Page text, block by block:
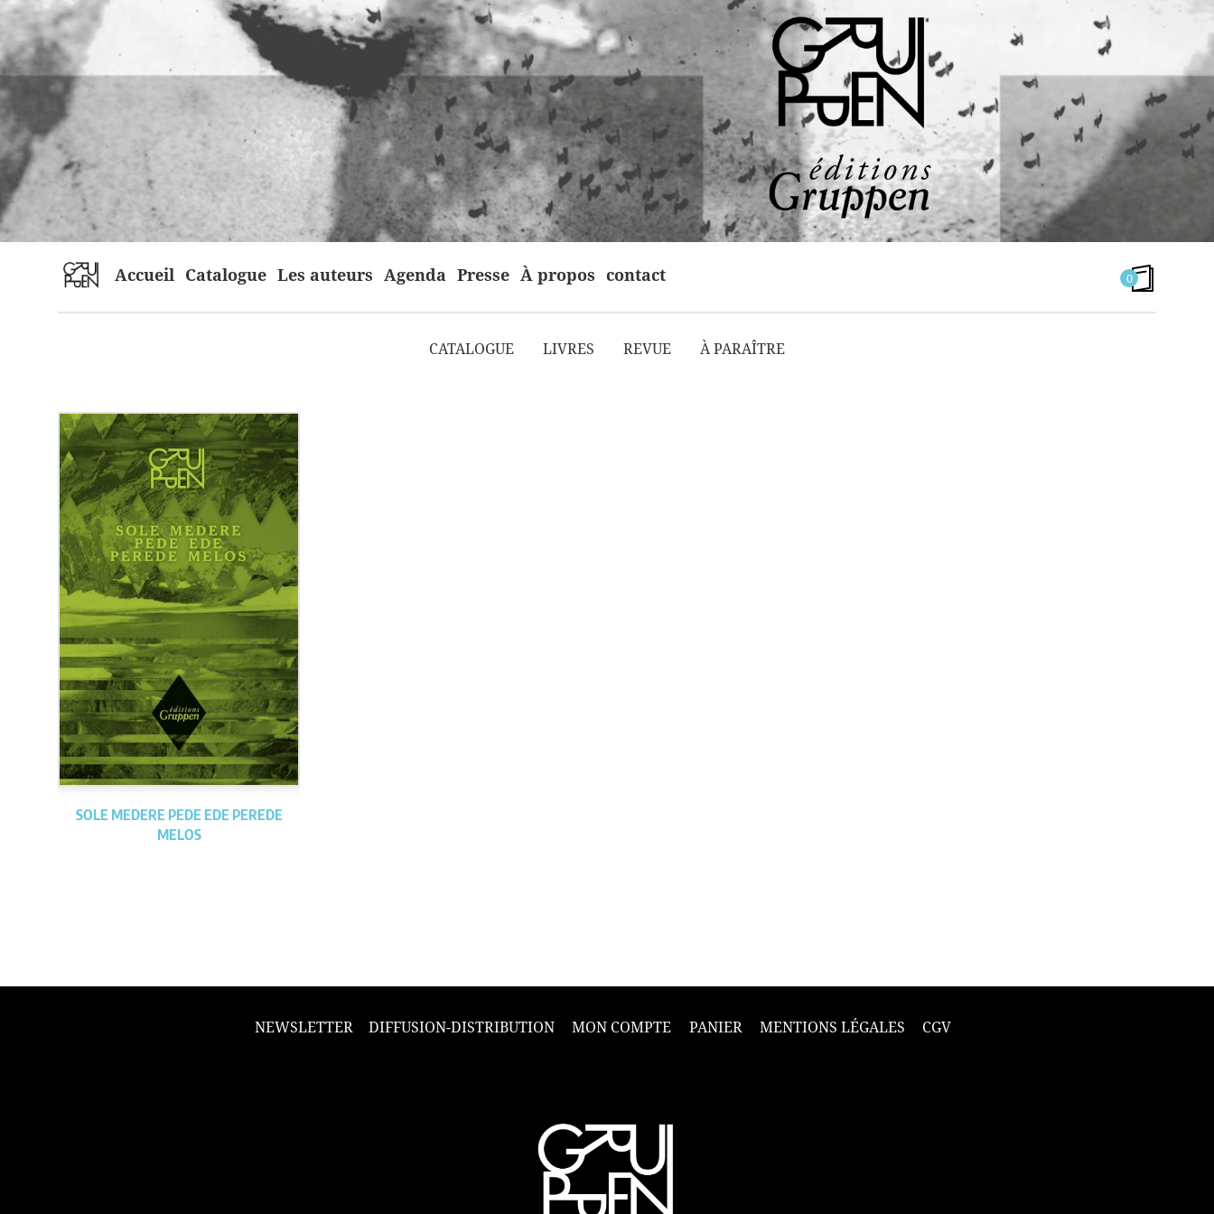
home Accueil Catalogue Les auteurs Agenda Presse À propos contact 0
CATALOGUE
LIVRES REVUE À PARAÎTRE
SOLE MEDERE PEDE EDE PEREDE
MELOS
NEWSLETTER DIFFUSION-DISTRIBUTION MON COMPTE PANIER MENTIONS LÉGALES CGV